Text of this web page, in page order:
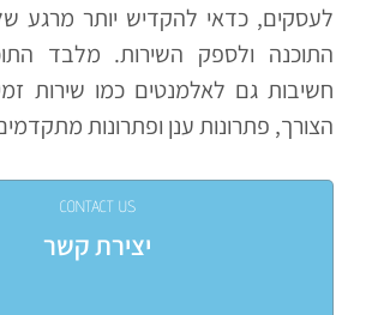
לעסקים, כדאי להקדיש יותר מרגע
התוכנה ולספק השירות. מלבד
חשיבות גם לאלמנטים כמו שירות
הצורך, פתרונות ענן ופתרונות
CONTACT US
יצירת קשר